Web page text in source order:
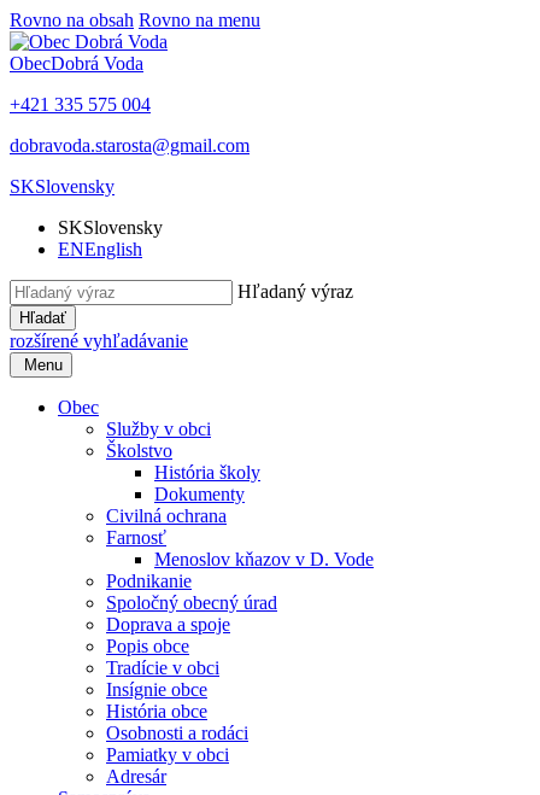
Rovno na obsah Rovno na menu
ObecDobrá Voda
+421 335 575 004
dobravoda.starosta@gmail.com
SKSlovensky
SKSlovensky
ENEnglish
Hľadaný výraz
Hľadať
rozšírené vyhľadávanie
Menu
Obec
Služby v obci
Školstvo
História školy
Dokumenty
Civilná ochrana
Farnosť
Menoslov kňazov v D. Vode
Podnikanie
Spoločný obecný úrad
Doprava a spoje
Popis obce
Tradície v obci
Insígnie obce
História obce
Osobnosti a rodáci
Pamiatky v obci
Adresár